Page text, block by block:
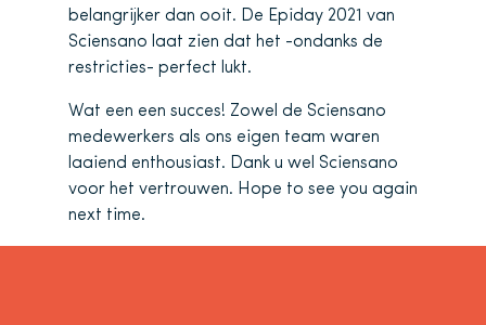
belangrijker dan ooit. De Epiday 2021 van
Sciensano laat zien dat het -ondanks de
restricties- perfect lukt.
Wat een een succes! Zowel de Sciensano
medewerkers als ons eigen team waren
laaiend enthousiast. Dank u wel Sciensano
voor het vertrouwen. Hope to see you again
next time.